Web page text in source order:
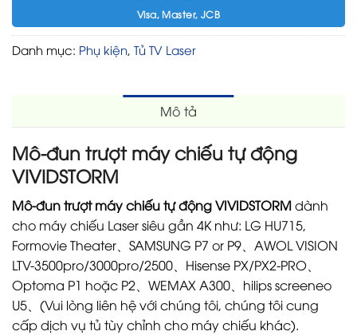
Visa, Master, JCB
Danh mục: Phụ kiện Tủ TV Laser
Mô tả
Mô-đun trượt máy chiếu tự động
VIVIDSTORM
Mô-đun trượt máy chiếu tự động VIVIDSTORMdành
cho máy chiếu Laser siêu gần 4K như: LG HU715,
Formovie Theater、SAMSUNG P7 or P9、AWOL VISION
LTV-3500pro/3000pro/2500、Hisense PX/PX2-PRO、
Optoma P1 hoặc P2、WEMAX A300、hilips screeneo
U5、(Vui lòng liên hệ với chúng tôi, chúng tôi cung
cấp dịch vụ tủ tùy chỉnh cho máy chiếu khác).